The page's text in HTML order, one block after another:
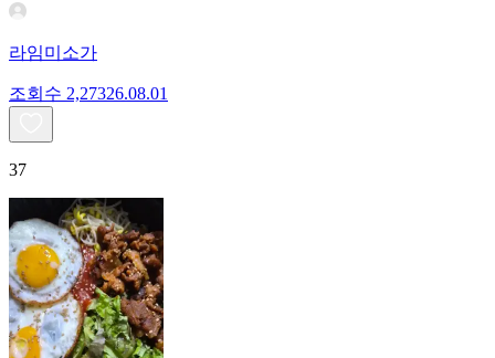
라임미소가
조회수 2,27326.08.01
37